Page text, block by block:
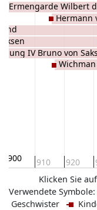
900 910 920
IV Bruno von
Ermengarde Wilbert
Hermann
Klicken Sie
Verwendete Symbole:
Geschwister